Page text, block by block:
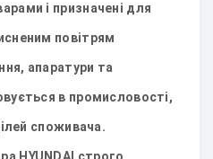
і призначені для
повітрям
апаратури та
в промисловості,
споживача.